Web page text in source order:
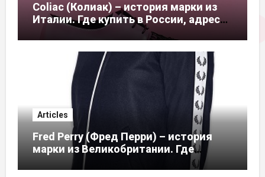
Coliac (Колиак) – история марки из
Италии. Где купить в России, адреса
магазинов
Articles
Fred Perry (Фред Перри) – история
марки из Великобритании. Где
купить в России, адреса магазинов